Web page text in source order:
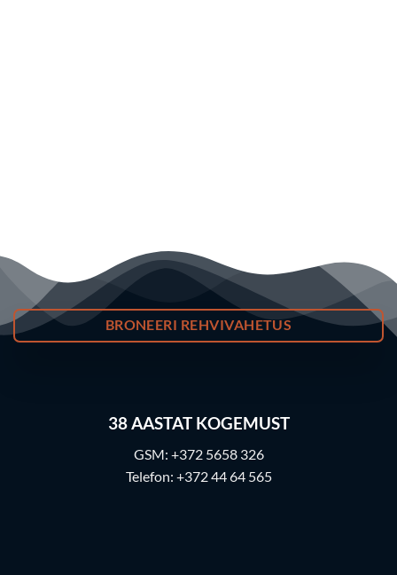
BRONEERI REHVIVAHETUS
38AASTAT KOGEMUST
GSM: +372 5658 326
Telefon: +372 44 64 565